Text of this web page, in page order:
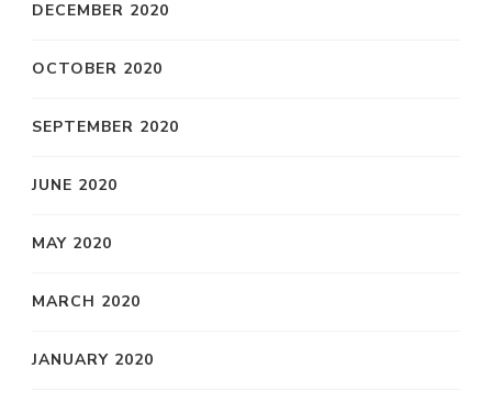
DECEMBER 2020
OCTOBER 2020
SEPTEMBER 2020
JUNE 2020
MAY 2020
MARCH 2020
JANUARY 2020